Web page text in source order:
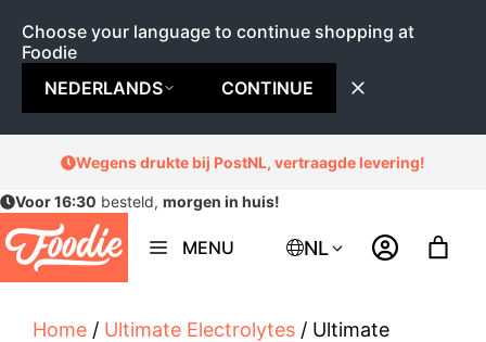
Choose your language to continue shopping at
Foodie
NEDERLANDS
CONTINUE
de
inhoud
Wegens drukte bij PostNL, vertraagde levering!
Voor 16:30 besteld, morgen in huis!
MENU NL
Home / Ultimate Electrolytes / Ultimate